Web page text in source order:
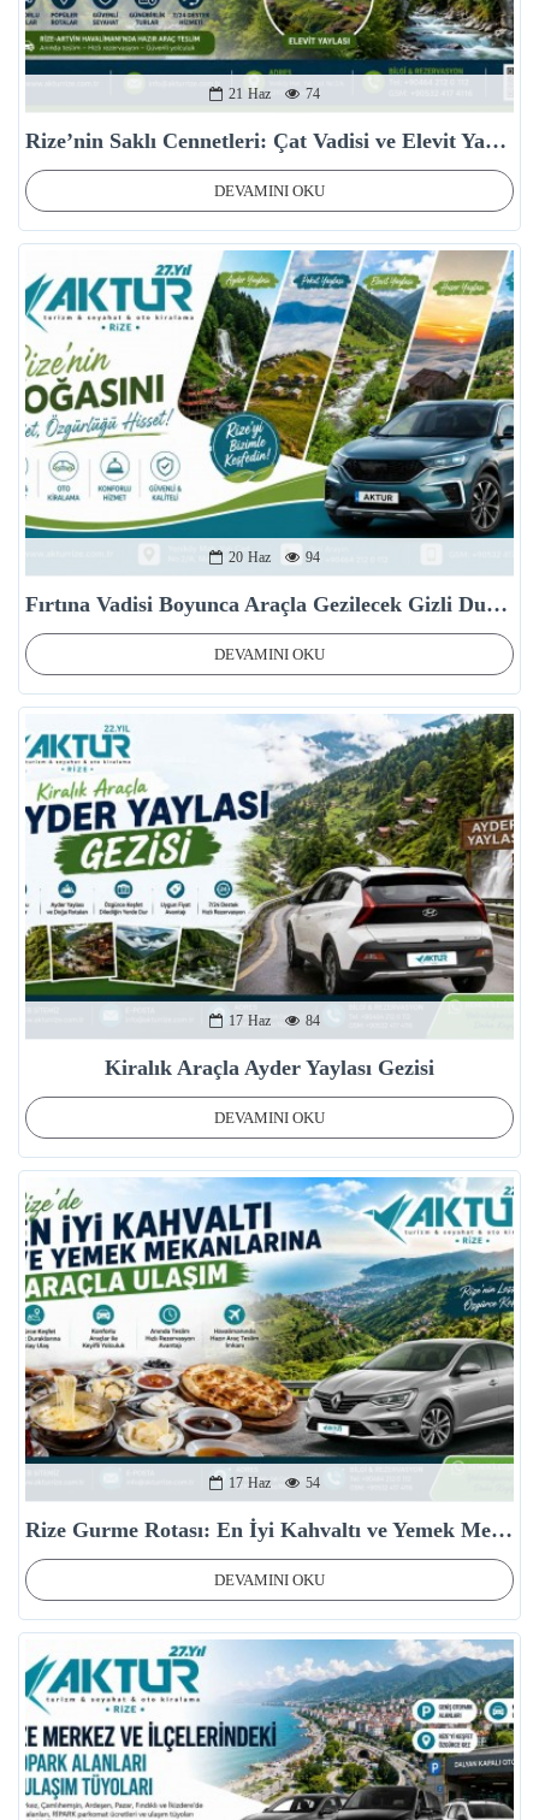
21 Haz 74
Rize’nin Saklı Cennetleri: Çat Vadisi ve Elevit Yaylası Ulaşım Rehberi
DEVAMINI OKU
20 Haz 94
Fırtına Vadisi Boyunca Araçla Gezilecek Gizli Duraklar
DEVAMINI OKU
17 Haz 84
Kiralık Araçla Ayder Yaylası Gezisi
DEVAMINI OKU
17 Haz 54
Rize Gurme Rotası: En İyi Kahvaltı ve Yemek Mekanlarına Araçla Ulaşım
DEVAMINI OKU